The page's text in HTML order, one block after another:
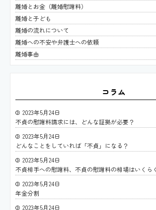
離婚とお金（離婚慰謝料）
離婚と子ども
離婚の流れについて
離婚への不安や弁護士への依頼
離婚事由
コラム
2023年5月24日
不貞の慰謝料請求には、どんな証拠が必要？
2023年5月24日
どんなことをしていれば「不貞」になる？
2023年5月24日
不貞相手への慰謝料、不貞の慰謝料の相場はいくら
2023年5月24日
年金分割
2023年5月24日